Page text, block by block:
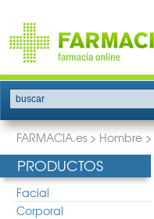
buscar
FARMACIA.es > Hombre >
PRODUCTOS
Facial
Corporal